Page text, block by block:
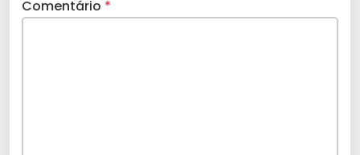
Comentário *